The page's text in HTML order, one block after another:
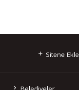
Sitene Ekle